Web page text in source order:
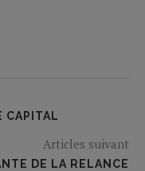
CAPITAL
Articles suivant
DE LA RELANCE